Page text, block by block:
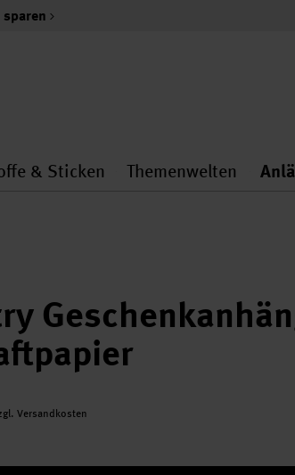
sparen
general.openMenu
general.openMenu
& Sticken
Stoffe & Sticken
Themenwelten
Versandkosten